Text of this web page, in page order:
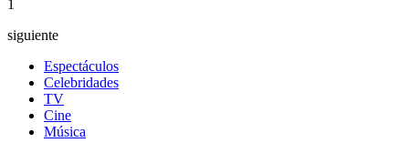
1
siguiente
Espectáculos
Celebridades
TV
Cine
Música